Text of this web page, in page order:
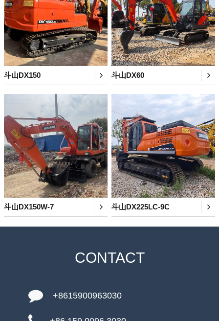
斗山DX150 斗山DX60
斗山DX150W-7 斗山DX225LC-9C
CONTACT
+8615900963030